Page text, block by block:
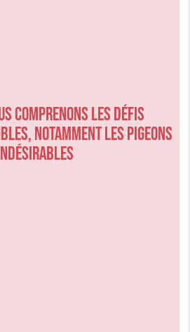
comprenons les défis
notamment les pigeons